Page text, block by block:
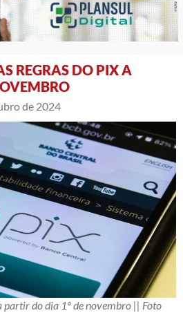
REGRAS DO PIX A
de 2024
partir do dia 1º de novembro || Foto